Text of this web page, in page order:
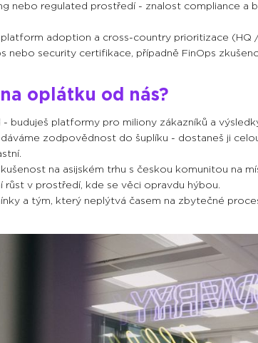
nebo regulated prostředí - znalost compliance a
adoption a cross-country prioritizace (HQ
nebo security certifikace, případně FinOps
oplátku od nás?
- buduješ platformy pro miliony zákazníků a
zodpovědnost do šuplíku - dostaneš ji
na asijském trhu s českou komunitou na
růst v prostředí, kde se věci opravdu hýbou.
a tým, který neplýtvá časem na zbytečné